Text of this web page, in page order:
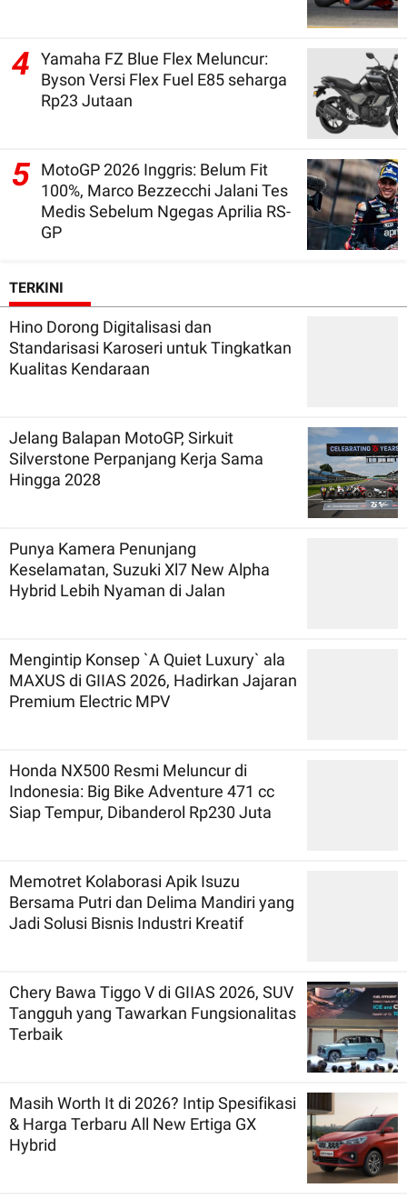
4
Yamaha FZ Blue Flex Meluncur:
Byson Versi Flex Fuel E85 seharga
Rp23 Jutaan
5 MotoGP 2026 Inggris: Belum Fit
100%, Marco Bezzecchi Jalani Tes
Medis Sebelum Ngegas Aprilia RS-
GP
TERKINI
Hino Dorong Digitalisasi dan
Standarisasi Karoseri untuk Tingkatkan
Kualitas Kendaraan
Jelang Balapan MotoGP, Sirkuit
Silverstone Perpanjang Kerja Sama
Hingga 2028
Punya Kamera Penunjang
Keselamatan, Suzuki Xl7 New Alpha
Hybrid Lebih Nyaman di Jalan
Mengintip Konsep `A Quiet Luxury` ala
MAXUS di GIIAS 2026, Hadirkan Jajaran
Premium Electric MPV
Honda NX500 Resmi Meluncur di
Indonesia: Big Bike Adventure 471 cc
Siap Tempur, Dibanderol Rp230 Juta
Memotret Kolaborasi Apik Isuzu
Bersama Putri dan Delima Mandiri yang
Jadi Solusi Bisnis Industri Kreatif
Chery Bawa Tiggo V di GIIAS 2026, SUV
Tangguh yang Tawarkan Fungsionalitas
Terbaik
Masih Worth It di 2026? Intip Spesifikasi
& Harga Terbaru All New Ertiga GX
Hybrid